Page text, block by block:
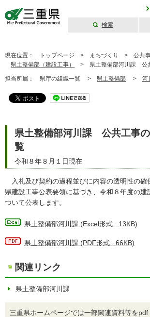
検索
現在位置： トップページ > まちづくり > 公共
県土整備部（建設工事）
> 県土整備部河川課 公
担当所属： 県庁の組織一覧 > 県土整備部 > 河
県土整備部河川課 公共工事
覧
令和８年８月１日現在
入札及び契約の過程並びに内容の透明性の確
県建設工事公表要領に基づき、令和８年度の建
ついて公表します。
県土整備部河川課 (Excel形式 : 13KB)
県土整備部河川課 (PDF形式 : 66KB)
関連リンク
県土整備部河川課
三重県ホームページでは一部関連資料等をpdf